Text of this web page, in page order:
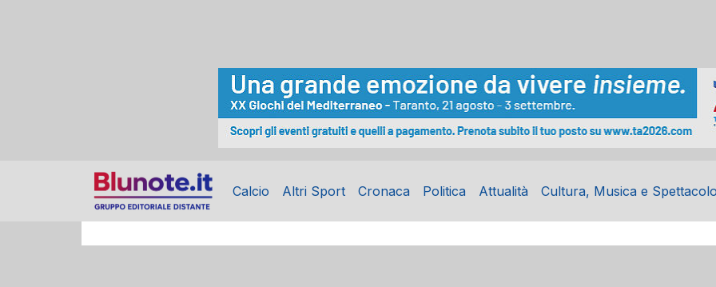
Calcio Altri Sport Cronaca Politica Attualità Cultura, Musica e